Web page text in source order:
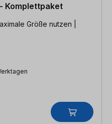
Komplettpaket
Größe nutzen |